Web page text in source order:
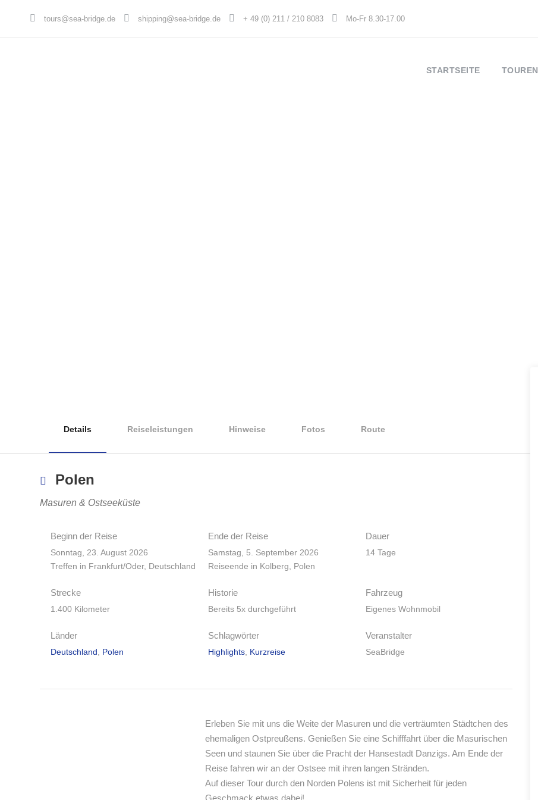
tours@sea-bridge.de shipping@sea-bridge.de + 49 (0) 211 / 210 8083 Mo-Fr 8.30-17.00
STARTSEITE TOUREN
Details Reiseleistungen Hinweise Fotos Route
Polen
Masuren & Ostseeküste
Beginn der Reise
Sonntag, 23. August 2026
Treffen in Frankfurt/Oder, Deutschland
Ende der Reise
Samstag, 5. September 2026
Reiseende in Kolberg, Polen
Dauer
14 Tage
Strecke
1.400 Kilometer
Historie
Bereits 5x durchgeführt
Fahrzeug
Eigenes Wohnmobil
Länder
Deutschland Polen
Schlagwörter
Highlights, Kurzreise
Veranstalter
SeaBridge
Erleben Sie mit uns die Weite der Masuren und die verträumten Städtchen des
ehemaligen Ostpreußens. Genießen Sie eine Schifffahrt über die Masurischen
Seen und staunen Sie über die Pracht der Hansestadt Danzigs. Am Ende der
Reise fahren wir an der Ostsee mit ihren langen Stränden.
Auf dieser Tour durch den Norden Polens ist mit Sicherheit für jeden
Geschmack etwas dabei!